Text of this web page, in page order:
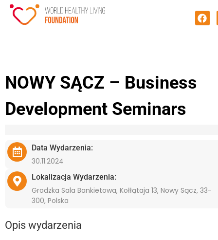
NOWY SĄCZ – Business
Development Seminars
Data Wydarzenia:
30.11.2024
Lokalizacja Wydarzenia:
Grodzka Sala Bankietowa, Kołłątaja 13, Nowy Sącz, 33-
300, Polska
Opis wydarzenia